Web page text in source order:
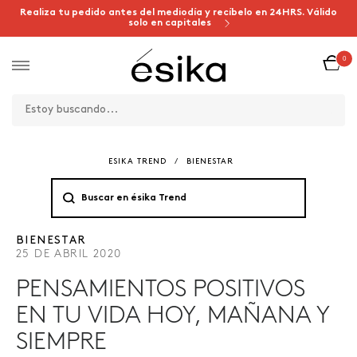
Realiza tu pedido antes del mediodía y recíbelo en 24HRS. Válido
solo en capitales
0
ESIKA TREND / BIENESTAR
BIENESTAR
25 DE ABRIL 2020
PENSAMIENTOS POSITIVOS
EN TU VIDA HOY, MAÑANA Y
SIEMPRE